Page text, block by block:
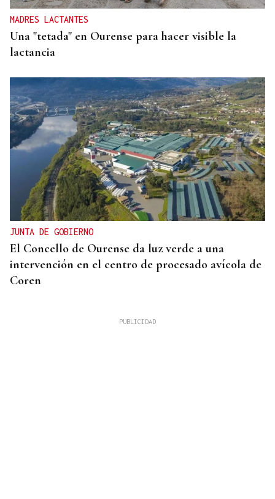
MADRES LACTANTES
Una "tetada" en Ourense para hacer visible la
lactancia
JUNTA DE GOBIERNO
El Concello de Ourense da luz verde a una
intervención en el centro de procesado avícola de
Coren